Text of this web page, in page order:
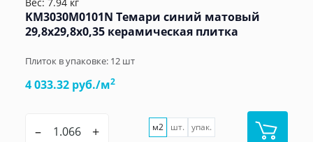
Вес: 7.94 кг
KM3030M0101N Темари синий матовый
29,8x29,8x0,35 керамическая плитка
Плиток в упаковке: 12 шт
4 033.32 руб./м2
– + м2 шт. упак.